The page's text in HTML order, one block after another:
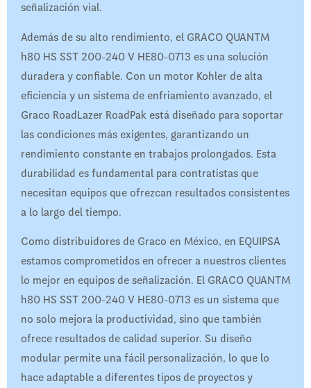
señalización vial.
Además de su alto rendimiento, el GRACO QUANTM
h80 HS SST 200-240 V HE80-0713 es una solución
duradera y confiable. Con un motor Kohler de alta
eficiencia y un sistema de enfriamiento avanzado, el
Graco RoadLazer RoadPak está diseñado para soportar
las condiciones más exigentes, garantizando un
rendimiento constante en trabajos prolongados. Esta
durabilidad es fundamental para contratistas que
necesitan equipos que ofrezcan resultados consistentes
a lo largo del tiempo.
Como distribuidores de Graco en México, en EQUIPSA
estamos comprometidos en ofrecer a nuestros clientes
lo mejor en equipos de señalización. El GRACO QUANTM
h80 HS SST 200-240 V HE80-0713 es un sistema que
no solo mejora la productividad, sino que también
ofrece resultados de calidad superior. Su diseño
modular permite una fácil personalización, lo que lo
hace adaptable a diferentes tipos de proyectos y